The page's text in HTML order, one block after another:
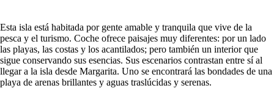
Esta isla está habitada por gente amable y tranquila que vive de la
pesca y el turismo. Coche ofrece paisajes muy diferentes: por un lado
las playas, las costas y los acantilados; pero también un interior que
sigue conservando sus esencias. Sus escenarios contrastan entre sí al
llegar a la isla desde Margarita. Uno se encontrará las bondades de una
playa de arenas brillantes y aguas traslúcidas y serenas.